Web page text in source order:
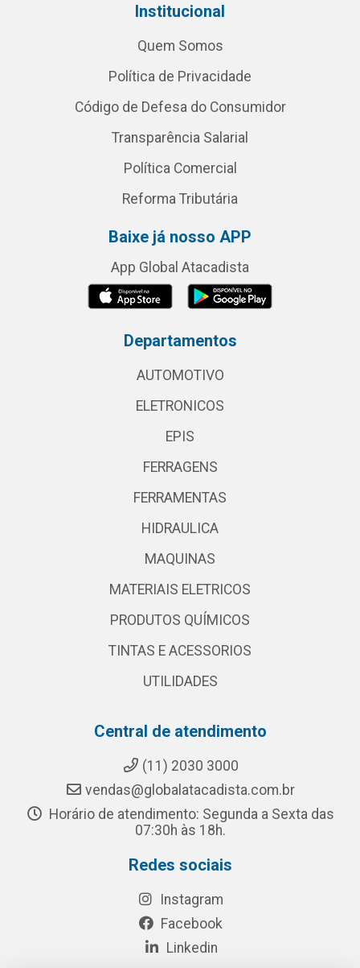
Institucional
Quem Somos
Política de Privacidade
Código de Defesa do Consumidor
Transparência Salarial
Política Comercial
Reforma Tributária
Baixe já nosso APP
App Global Atacadista
Departamentos
AUTOMOTIVO
ELETRONICOS
EPIS
FERRAGENS
FERRAMENTAS
HIDRAULICA
MAQUINAS
MATERIAIS ELETRICOS
PRODUTOS QUÍMICOS
TINTAS E ACESSORIOS
UTILIDADES
Central de atendimento
(11) 2030 3000
vendas@globalatacadista.com.br
Horário de atendimento: Segunda a Sexta das
07:30h às 18h.
Redes sociais
Instagram
Facebook
Linkedin